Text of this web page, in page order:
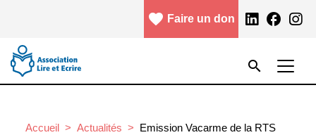
Menu header
favorite Faire un don facebook
search
Rechercher
Rechercher
Accueil Actualités Emission Vacarme de la RTS